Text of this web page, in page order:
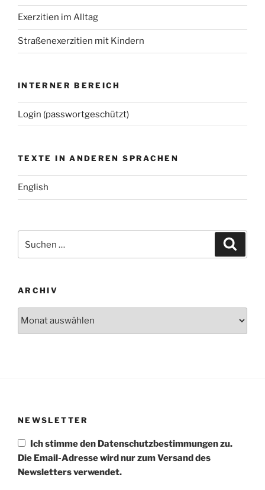
Exerzitien im Alltag
Straßenexerzitien mit Kindern
INTERNER BEREICH
Login (passwortgeschützt)
TEXTE IN ANDEREN SPRACHEN
English
nach:
ARCHIV
NEWSLETTER
Ich stimme den Datenschutzbestimmungen zu.
Die Email-Adresse wird nur zum Versand des
Newsletters verwendet.